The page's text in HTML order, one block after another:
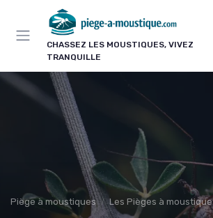
CHASSEZ LES MOUSTIQUES, VIVEZ
TRANQUILLE
Piège à moustiques Les Pièges à moustique
Panneau de gestion des cookies